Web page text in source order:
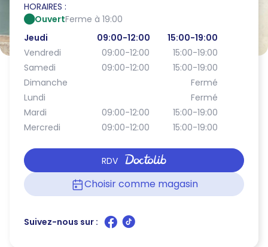
HORAIRES :
OuvertFerme à 19:00
Jeudi
09:00-12:00
15:00-19:00
Vendredi
09:00-12:00
15:00-19:00
Samedi
09:00-12:00
15:00-19:00
Dimanche
Fermé
Lundi
Fermé
Mardi
09:00-12:00
15:00-19:00
Mercredi
09:00-12:00 15:00-19:00
RDV
Choisir comme magasin
Suivez-nous sur :